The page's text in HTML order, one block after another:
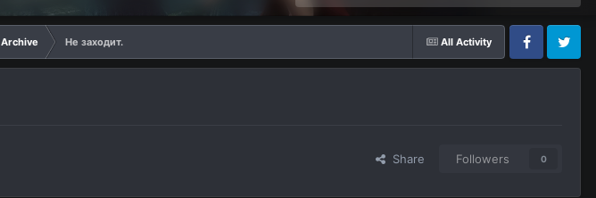
All Activity
Archive
Не заходит.
FacebookTwitter
Share Followers 0